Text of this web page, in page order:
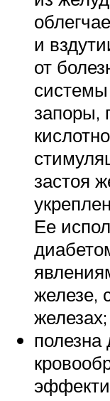
и
от
запоры,
застоя
Ее
железе,
железах;